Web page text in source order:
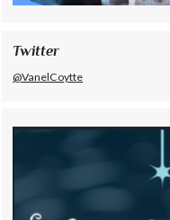
Twitter
@VanelCoytte